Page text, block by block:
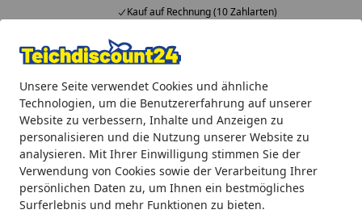
Unsere Seite verwendet Cookies und ähnliche
Technologien, um die Benutzererfahrung auf unserer
Website zu verbessern, Inhalte und Anzeigen zu
personalisieren und die Nutzung unserer Website zu
analysieren. Mit Ihrer Einwilligung stimmen Sie der
Verwendung von Cookies sowie der Verarbeitung Ihrer
persönlichen Daten zu, um Ihnen ein bestmögliches
Surferlebnis und mehr Funktionen zu bieten.
Kauf auf Rechnung (10 Zahlarten)
Alle Produkte
Mein Konto
Suchen
Startseite
Heissner Flügelrad für P10100E-00 (ET11-ZP10E)
Heissner Flügelrad für P10100E-00
(ET11-ZP10E)